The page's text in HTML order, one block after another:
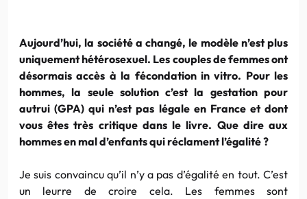
Aujourd’hui, la société a changé, le modèle n’est plus
uniquement hétérosexuel. Les couples de femmes ont
désormais accès à la fécondation in vitro. Pour les
hommes, la seule solution c’est la gestation pour
autrui (GPA) qui n’est pas légale en France et dont
vous êtes très critique dans le livre. Que dire aux
hommes en mal d’enfants qui réclament l’égalité ?
Je suis convaincu qu’il n’y a pas d’égalité en tout. C’est
un leurre de croire cela. Les femmes sont